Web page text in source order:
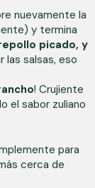
nuevamente la
y termina
picado, y
las salsas, eso
! Crujiente
el sabor zuliano
para
cerca de